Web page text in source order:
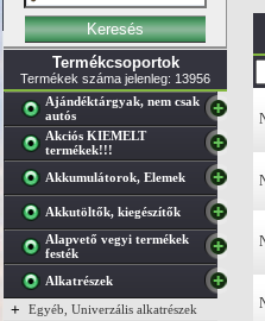
Termékcsoportok
Termékek száma jelenleg: 13956
Ajándéktárgyak, nem csak
autós
Akciós KIEMELT
termékek!!!
Akkumulátorok, Elemek
Akkutöltők, kiegészítők
Alapvető vegyi termékek
festék
Alkatrészek
+ Egyéb, Univerzális alkatrészek